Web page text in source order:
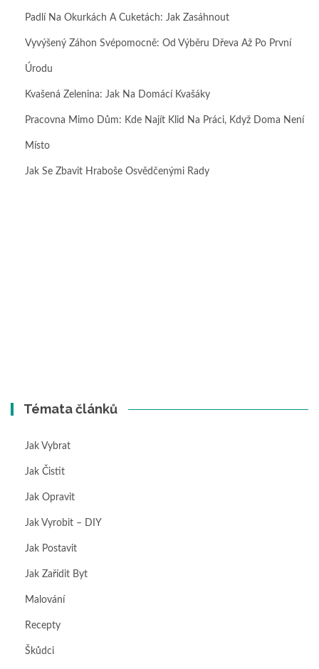
Padlí Na Okurkách A Cuketách: Jak Zasáhnout
Vyvýšený Záhon Svépomocně: Od Výběru Dřeva Až Po První
Úrodu
Kvašená Zelenina: Jak Na Domácí Kvašáky
Pracovna Mimo Dům: Kde Najít Klid Na Práci, Když Doma Není
Místo
Jak Se Zbavit Hraboše Osvědčenými Rady
Témata článků
Jak Vybrat
Jak Čistit
Jak Opravit
Jak Vyrobit – DIY
Jak Postavit
Jak Zařídit Byt
Malování
Recepty
Škůdci